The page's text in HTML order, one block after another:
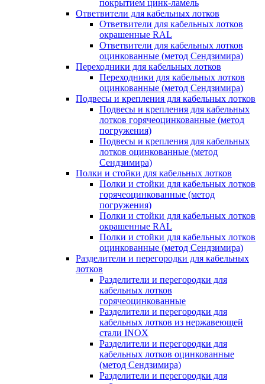
покрытием цинк-ламель
Ответвители для кабельных лотков
Ответвители для кабельных лотков
окрашенные RAL
Ответвители для кабельных лотков
оцинкованные (метод Сендзимира)
Переходники для кабельных лотков
Переходники для кабельных лотков
оцинкованные (метод Сендзимира)
Подвесы и крепления для кабельных лотков
Подвесы и крепления для кабельных
лотков горячеоцинкованные (метод
погружения)
Подвесы и крепления для кабельных
лотков оцинкованные (метод
Сендзимира)
Полки и стойки для кабельных лотков
Полки и стойки для кабельных лотков
горячеоцинкованные (метод
погружения)
Полки и стойки для кабельных лотков
окрашенные RAL
Полки и стойки для кабельных лотков
оцинкованные (метод Сендзимира)
Разделители и перегородки для кабельных
лотков
Разделители и перегородки для
кабельных лотков
горячеоцинкованные
Разделители и перегородки для
кабельных лотков из нержавеющей
стали INOX
Разделители и перегородки для
кабельных лотков оцинкованные
(метод Сендзимира)
Разделители и перегородки для